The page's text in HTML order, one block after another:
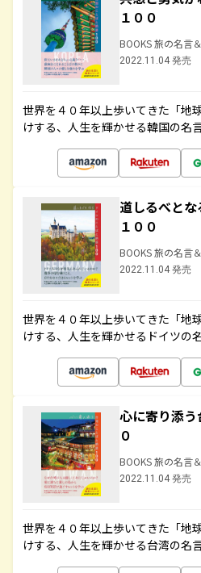
１００
BOOKS 旅の名言
2022.11.04 発売
世界を４０年以上歩いてきた「地
けする、人生を輝かせる韓国の名
道しるべと
１００
BOOKS 旅の名言
2022.11.04 発売
世界を４０年以上歩いてきた「地
けする、人生を輝かせるドイツの
心に寄り添
０
BOOKS 旅の名言
2022.11.04 発売
世界を４０年以上歩いてきた「地
けする、人生を輝かせる台湾の名